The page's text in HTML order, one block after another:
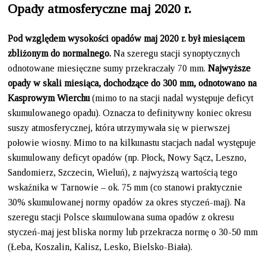
Opady atmosferyczne maj 2020 r.
Pod względem wysokości opadów maj 2020 r. był miesiącem
zbliżonym do normalnego.Na szeregu stacji synoptycznych
odnotowane miesięczne sumy przekraczały 70 mm.Najwyższe
opady w skali miesiąca, dochodzące do 300 mm, odnotowano na
Kasprowym Wierchu (mimo to na stacji nadal występuje deficyt
skumulowanego opadu). Oznacza to definitywny koniec okresu
suszy atmosferycznej, która utrzymywała się w pierwszej
połowie wiosny. Mimo to na kilkunastu stacjach nadal występuje
skumulowany deficyt opadów (np. Płock, Nowy Sącz, Leszno,
Sandomierz, Szczecin, Wieluń), z najwyższą wartością tego
wskaźnika w Tarnowie – ok. 75 mm (co stanowi praktycznie
30% skumulowanej normy opadów za okres styczeń-maj). Na
szeregu stacji Polsce skumulowana suma opadów z okresu
styczeń-maj jest bliska normy lub przekracza normę o 30-50 mm
(Łeba, Koszalin, Kalisz, Lesko, Bielsko-Biała).